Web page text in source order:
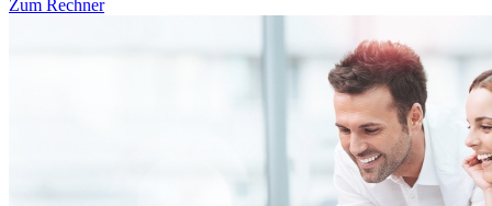
Zum Rechner